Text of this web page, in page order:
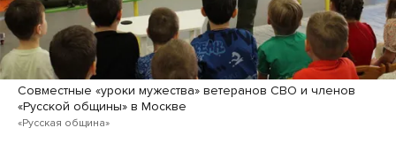
Совместные «уроки мужества» ветеранов СВО и членов
«Русской общины» в Москве
«Русская община»